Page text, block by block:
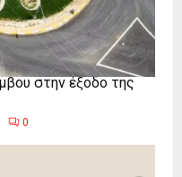
στην έξοδο της
0